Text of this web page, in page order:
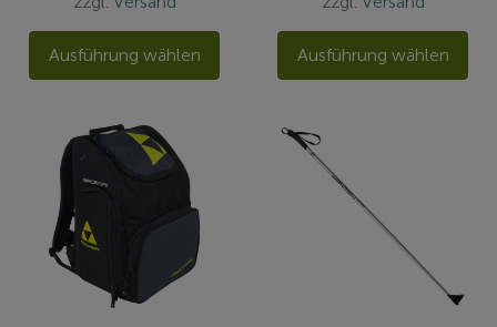
Ausführung wählen Ausführung wählen